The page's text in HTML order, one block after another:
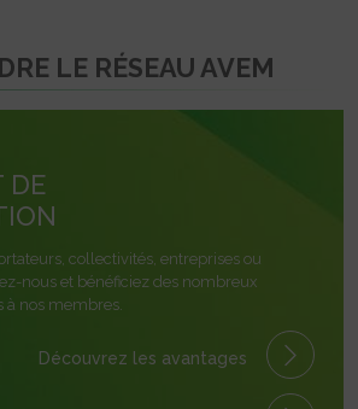
LE RÉSEAU AVEM
DE
collectivités, entreprises ou
nous et bénéficiez des nombreux
à nos membres.
Découvrez les avantages